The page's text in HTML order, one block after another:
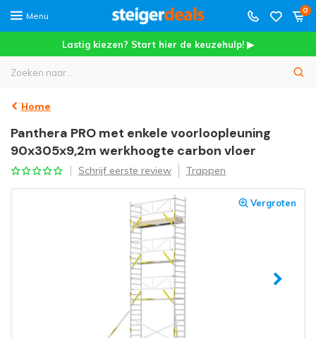
Menu
0
Lastig kiezen? Start hier de keuzehulp! ▶
Home
Panthera PRO met enkele voorloopleuning
90x305x9,2m werkhoogte carbon vloer
Schrijf eerste review Trappen
Vergroten